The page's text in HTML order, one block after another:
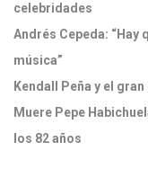
celebridades
Andrés Cepeda: “Hay
música”
Kendall Peña y el
Muere Pepe
los 82 años